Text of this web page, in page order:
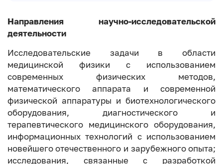
Направления научно-исследовательской
деятельности
Исследовательские задачи в области
медицинской физики с использованием
современных физических методов,
математического аппарата и современной
физической аппаратуры и биотехнологического
оборудования, диагностического и
терапевтического медицинского оборудования,
информационных технологий с использованием
новейшего отечественного и зарубежного опыта;
исследования, связанные с разработкой